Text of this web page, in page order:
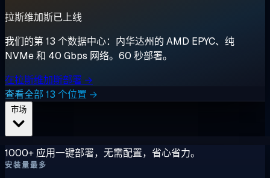
拉斯维加斯已上线
我们的第 13 个数据中心：内华达州的 AMD EPYC、纯
NVMe 和 40 Gbps 网络。60 秒部署。
在拉斯维加斯部署 →
查看全部 13 个位置 →
1000+ 应用一键部署，无需配置，省心省力。
安装量最多